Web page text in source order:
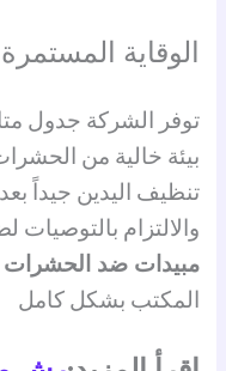
الوقاية المستمرة
توفر الشركة جدول
بيئة خالية من
تنظيف اليدين جيداً
والالتزام بالتوصيات
مبيدات ضد الحشرات
المكتب بشكل كامل